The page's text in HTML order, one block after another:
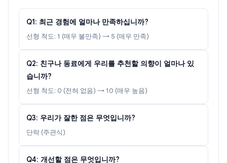
Q1: 최근 경험에 얼마나 만족하십니까?
선형 척도: 1 (매우 불만족) → 5 (매우 만족)
Q2: 친구나 동료에게 우리를 추천할 의향이 얼마나 있
습니까?
선형 척도: 0 (전혀 없음) → 10 (매우 높음)
Q3: 우리가 잘한 점은 무엇입니까?
단락 (주관식)
Q4: 개선할 점은 무엇입니까?